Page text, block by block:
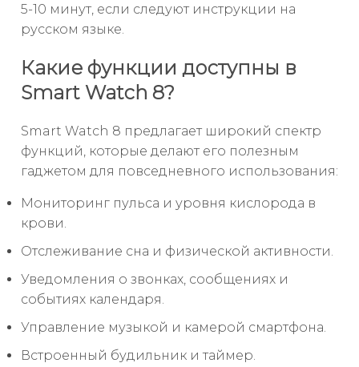
5-10 минут, если следуют инструкции на
русском языке.
Какие функции доступны в
Smart Watch 8?
Smart Watch 8 предлагает широкий спектр
функций, которые делают его полезным
гаджетом для повседневного использования:
Мониторинг пульса и уровня кислорода в
крови.
Отслеживание сна и физической активности.
Уведомления о звонках, сообщениях и
событиях календаря.
Управление музыкой и камерой смартфона.
Встроенный будильник и таймер.